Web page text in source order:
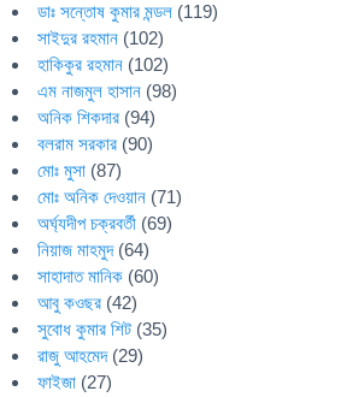
ডাঃ সন্তোষ কুমার মন্ডল (119)
সাইদুর রহমান (102)
হাকিকুর রহমান (102)
এম নাজমুল হাসান (98)
অনিক শিকদার (94)
বলরাম সরকার (90)
মোঃ মুসা (87)
মোঃ অনিক দেওয়ান (71)
অর্ঘ্যদীপ চক্রবর্তী (69)
নিয়াজ মাহমুদ(64)
সাহাদাত মানিক (60)
আবু কওছর (42)
সুবোধ কুমার শিট (35)
রাজু আহমেদ(29)
ফাইজা (27)